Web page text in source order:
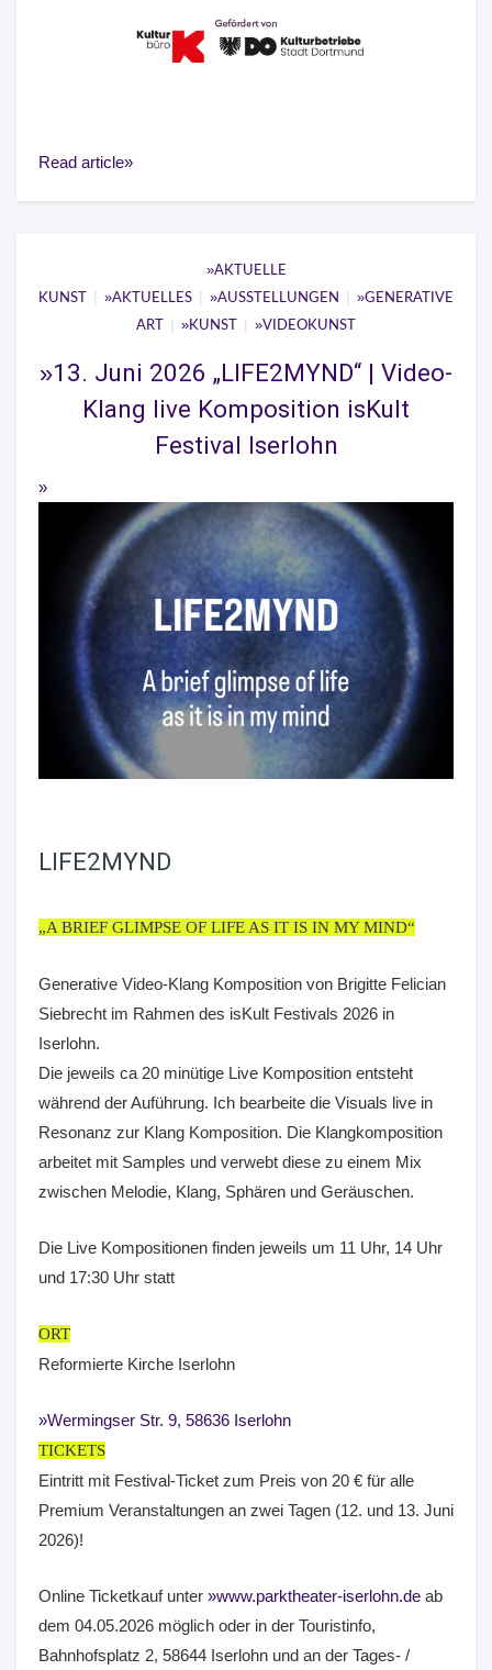
Read article
AKTUELLE
KUNST
| AKTUELLES | AUSSTELLUNGEN |
GENERATIVE
ART
| KUNST | VIDEOKUNST
13. Juni 2026 „LIFE2MYND“ | Video-
Klang live Komposition isKult
Festival Iserlohn
LIFE2MYND
„A BRIEF GLIMPSE OF LIFE AS IT IS IN MY MIND“
Generative Video-Klang Komposition von Brigitte Felician
Siebrecht im Rahmen des isKult Festivals 2026 in
Iserlohn.
Die jeweils ca 20 minütige Live Komposition entsteht
während der Auführung. Ich bearbeite die Visuals live in
Resonanz zur Klang Komposition. Die Klangkomposition
arbeitet mit Samples und verwebt diese zu einem Mix
zwischen Melodie, Klang, Sphären und Geräuschen.
Die Live Kompositionen finden jeweils um 11 Uhr, 14 Uhr
und 17:30 Uhr statt
ORT
Reformierte Kirche Iserlohn
Wermingser Str. 9, 58636 Iserlohn
TICKETS
Eintritt mit Festival-Ticket zum Preis von 20 € für alle
Premium Veranstaltungen an zwei Tagen (12. und 13. Juni
2026)!
Online Ticketkauf unter www.parktheater-iserlohn.de ab
dem 04.05.2026 möglich oder in der Touristinfo,
Bahnhofsplatz 2, 58644 Iserlohn und an der Tages- /